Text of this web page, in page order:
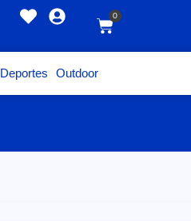
0
Deportes Outdoor